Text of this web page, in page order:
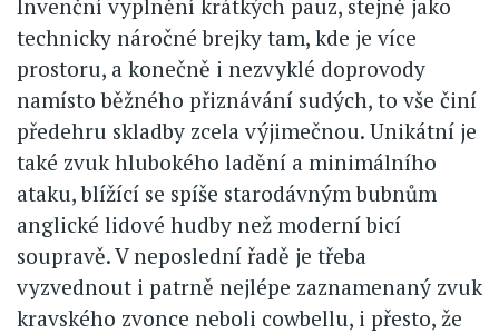
Invenční vyplnění krátkých pauz, stejně jako
technicky náročné brejky tam, kde je více
prostoru, a konečně i nezvyklé doprovody
namísto běžného přiznávání sudých, to vše činí
předehru skladby zcela výjimečnou. Unikátní je
také zvuk hlubokého ladění a minimálního
ataku, blížící se spíše starodávným bubnům
anglické lidové hudby než moderní bicí
soupravě. V neposlední řadě je třeba
vyzvednout i patrně nejlépe zaznamenaný zvuk
kravského zvonce neboli cowbellu, i přesto, že